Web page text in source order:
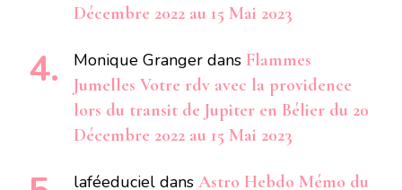
Décembre 2022 au 15 Mai 2023
Monique Granger dans Flammes
Jumelles Votre rdv avec la providence
lors du transit de Jupiter en Bélier du 20
Décembre 2022 au 15 Mai 2023
laféeduciel dans Astro Hebdo Mémo du